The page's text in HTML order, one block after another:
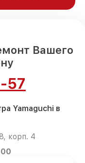
Вашего
57
Yamaguchi в
корп. 4